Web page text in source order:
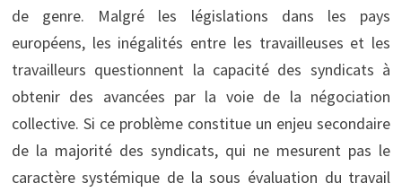
de genre. Malgré les législations dans les pays
européens, les inégalités entre les travailleuses et les
travailleurs questionnent la capacité des syndicats à
obtenir des avancées par la voie de la négociation
collective. Si ce problème constitue un enjeu secondaire
de la majorité des syndicats, qui ne mesurent pas le
caractère systémique de la sous évaluation du travail